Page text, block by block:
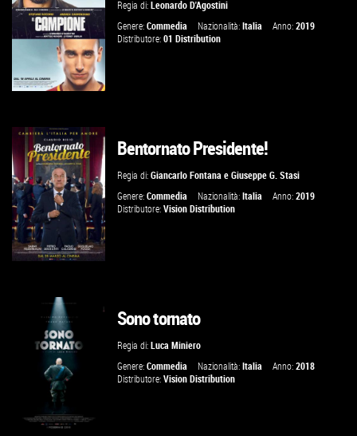
VAI ALLA SCHEDA
GUARDA IL TRAILER
VAI ALLA SCHEDA
Regia di:Leonardo D'Agostini
Genere:Commedia Nazionalità:Italia Anno:2019
Distributore:01 Distribution
GUARDA IL TRAILER
VAI ALLA SCHEDA
Bentornato Presidente!
Regia di:Giancarlo Fontana eGiuseppe G. Stasi
Genere:Commedia Nazionalità:Italia Anno:2019
Distributore:Vision Distribution
Sono tornato
Regia di:Luca Miniero
Genere:Commedia Nazionalità:Italia Anno:2018
Distributore:Vision Distribution